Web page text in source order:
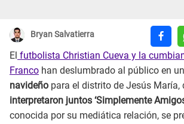
Bryan Salvatierra
El futbolista Christian Cueva y la
Franco han deslumbrado al público en un
navideño para el distrito de Jesús María,
interpretaron juntos ‘Simplemente
conocida por su mediática relación, se